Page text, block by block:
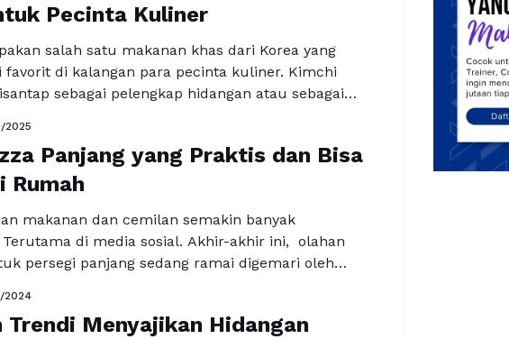
…Baca Selengkapnya
Pecinta Kuliner
salah satu makanan khas dari Korea yang
favorit di kalangan para pecinta kuliner. Kimchi
sebagai pelengkap hidangan atau sebagai
dalam berbagai masakan. Dengan rasa yang gurih
mampu memberikan sensasi yang menggugah
yang tertarik untuk membuat kimchi sendiri di
…Baca Selengkapnya
2025
Panjang yang Praktis dan Bisa
Rumah
makanan dan cemilan semakin banyak
Terutama di media sosial. Akhir-akhir ini, olahan
persegi panjang sedang ramai digemari oleh
karena bentuknya yang unik, porsi untuk satu
sangat pas saat dinikmati. Banyak kafe dan
menyajikan menu ini, tapi tahukah kamu jika
2024
Trendi Menyajikan Hidangan